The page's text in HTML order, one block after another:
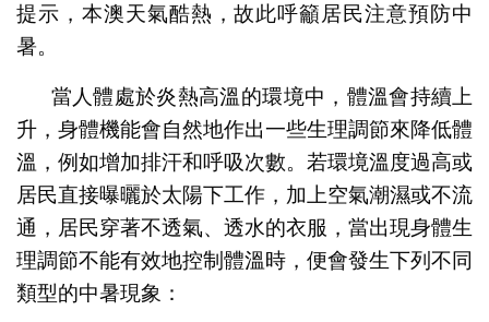
提示，本澳天氣酷熱，故此呼籲居民注意預防中
暑。
當人體處於炎熱高溫的環境中，體溫會持續上
升，身體機能會自然地作出一些生理調節來降低體
溫，例如增加排汗和呼吸次數。若環境溫度過高或
居民直接曝曬於太陽下工作，加上空氣潮濕或不流
通，居民穿著不透氣、透水的衣服，當出現身體生
理調節不能有效地控制體溫時，便會發生下列不同
類型的中暑現象：